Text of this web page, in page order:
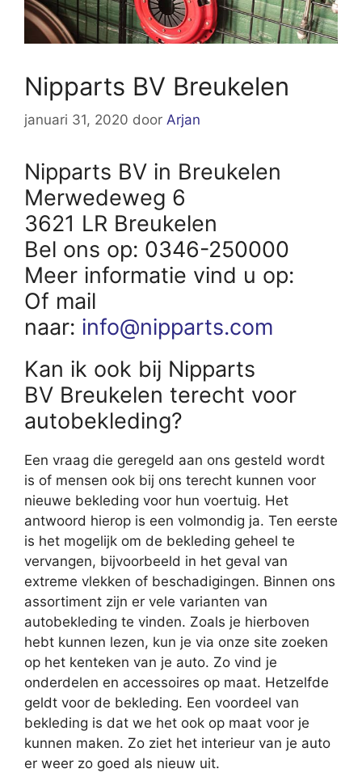
Nipparts BV Breukelen
januari 31, 2020 door Arjan
Nipparts BV in Breukelen
Merwedeweg 6
3621 LR Breukelen
Bel ons op: 0346-250000
Meer informatie vind u op:
Of mail
naar: info@nipparts.com
Kan ik ook bij Nipparts
BV Breukelen terecht voor
autobekleding?
Een vraag die geregeld aan ons gesteld wordt
is of mensen ook bij ons terecht kunnen voor
nieuwe bekleding voor hun voertuig. Het
antwoord hierop is een volmondig ja. Ten eerste
is het mogelijk om de bekleding geheel te
vervangen, bijvoorbeeld in het geval van
extreme vlekken of beschadigingen. Binnen ons
assortiment zijn er vele varianten van
autobekleding te vinden. Zoals je hierboven
hebt kunnen lezen, kun je via onze site zoeken
op het kenteken van je auto. Zo vind je
onderdelen en accessoires op maat. Hetzelfde
geldt voor de bekleding. Een voordeel van
bekleding is dat we het ook op maat voor je
kunnen maken. Zo ziet het interieur van je auto
er weer zo goed als nieuw uit.